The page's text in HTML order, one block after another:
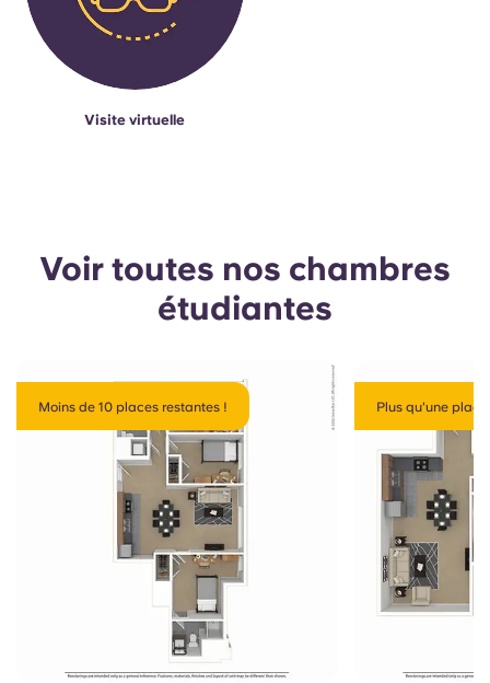
Visite virtuelle
Voir toutes nos chambres
étudiantes
Moins de 10 places restantes ! Plus qu'une